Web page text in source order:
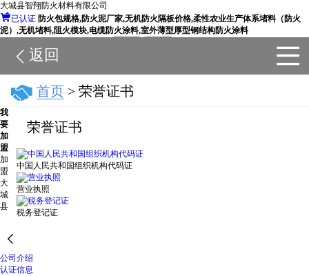
大城县智翔防火材料有限公司
已认证 防火包规格,防火泥厂家,无机防火隔板价格,柔性农业生产体系堵料（防火
泥）,无机堵料,阻火模块,电缆防火涂料,室外薄型厚型钢结构防火涂料
返回
 首页> 荣誉证书
荣誉证书
中国人民共和国组织机构代码证
营业执照
税务登记证

公司简介
公司介绍
认证信息
我
要
加
盟
加
盟
大
城
县